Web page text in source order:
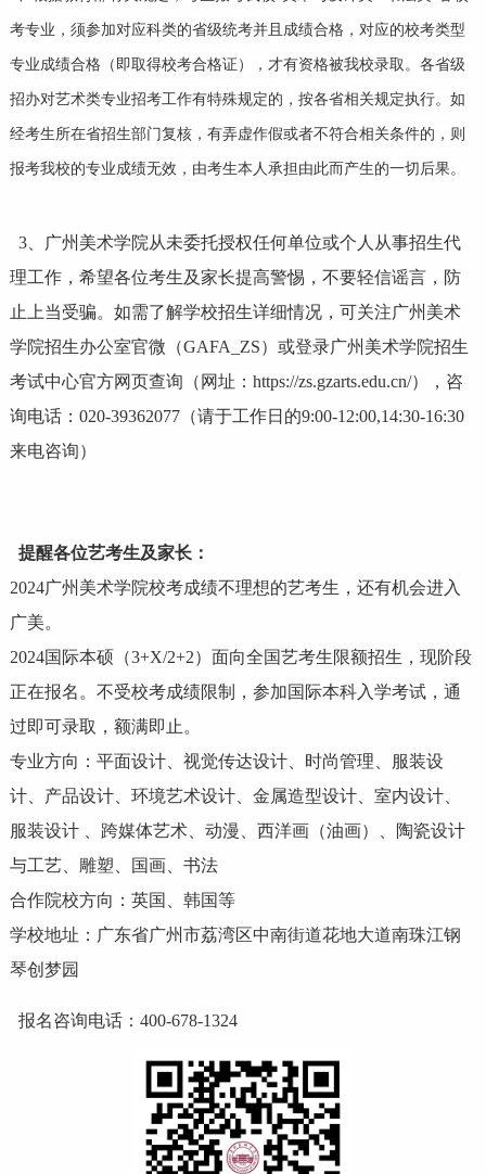
考专业，须参加对应科类的省级统考并且成绩合格，对应的校考类型
专业成绩合格（即取得校考合格证），才有资格被我校录取。各省级
招办对艺术类专业招考工作有特殊规定的，按各省相关规定执行。如
经考生所在省招生部门复核，有弄虚作假或者不符合相关条件的，则
报考我校的专业成绩无效，由考生本人承担由此而产生的一切后果。
3、广州美术学院从未委托授权任何单位或个人从事招生代
理工作，希望各位考生及家长提高警惕，不要轻信谣言，防
止上当受骗。如需了解学校招生详细情况，可关注广州美术
学院招生办公室官微（GAFA_ZS）或登录广州美术学院招生
考试中心官方网页查询（网址：https://zs.gzarts.edu.cn/），咨
询电话：020-39362077（请于工作日的9:00-12:00,14:30-16:30
来电咨询）
提醒各位艺考生及家长：
2024广州美术学院校考成绩不理想的艺考生，还有机会进入
广美。
2024国际本硕（3+X/2+2） 面向全国艺考生限额招生，现阶段
正在报名。不受校考成绩限制，参加国际本科入学考试，通
过即可录取，额满即止。
专业方向：平面设计、视觉传达设计、时尚管理、服装设
计、产品设计、环境艺术设计、金属造型设计、室内设计、
服装设计 、跨媒体艺术、动漫、西洋画（油画）、陶瓷设计
与工艺、雕塑、国画、书法
合作院校方向：英国、韩国等
学校地址：广东省广州市荔湾区中南街道花地大道南珠江钢
琴创梦园
报名咨询电话：400-678-1324